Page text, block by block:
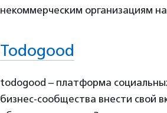
некоммерческим организациям
Todogood
todogood – платформа
бизнес-сообщества внести свой